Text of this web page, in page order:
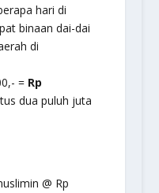
hari di
binaan dai-dai
di
= Rp
dua puluh juta
@ Rp